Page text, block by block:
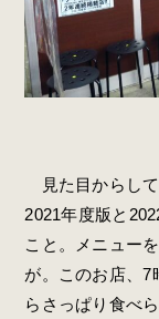
見た目からし
2021年度版と
こと。メニュー
が。このお店、7
らさっぱり食べ